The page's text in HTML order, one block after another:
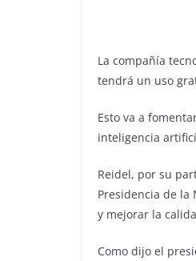
La compañía
tendrá un uso
Esto va a
inteligencia
Reidel, por su
Presidencia de la
y mejorar la
Como dijo el